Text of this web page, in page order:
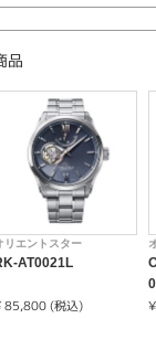
）
すべての点で”輝ける
リエントスター」の名
品
リエントスター
AT0021L
85,800 (税込)